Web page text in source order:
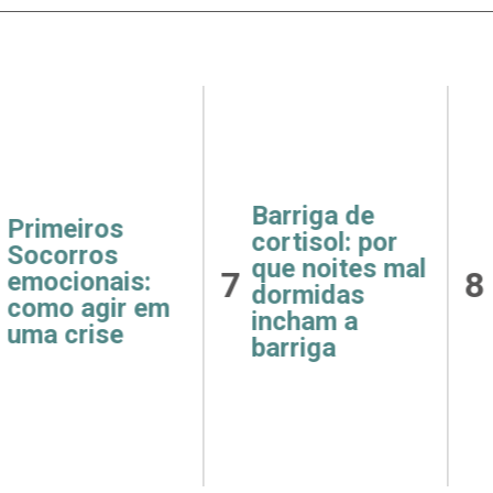
de
por
mal
a
8
Receitas
fáceis e
saudáveis
para o café da
manhã
9
como
e